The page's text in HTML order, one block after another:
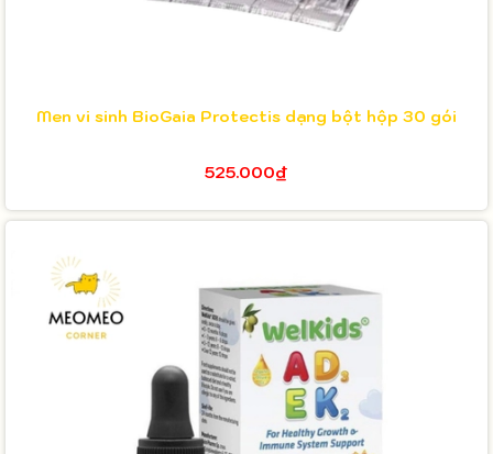
Men vi sinh BioGaia Protectis dạng bột hộp 30 gói
525.000₫